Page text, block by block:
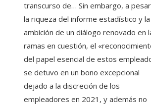
transcurso de… Sin embargo, a
la riqueza del informe estadístico y la
ambición de un diálogo renovado en
ramas en cuestión, el
del papel esencial de estos
se detuvo en un bono excepcional
dejado a la discreción de los
empleadores en 2021, y además no